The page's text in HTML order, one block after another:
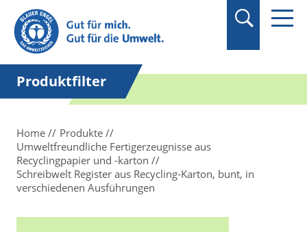
Suchbegriff in
Anführungszeichen
setzen.
Produktfilter
Home
Produkte
Umweltfreundliche Fertigerzeugnisse aus
Recyclingpapier und -karton
Schreibwelt Register aus Recycling-Karton, bunt, in
verschiedenen Ausführungen